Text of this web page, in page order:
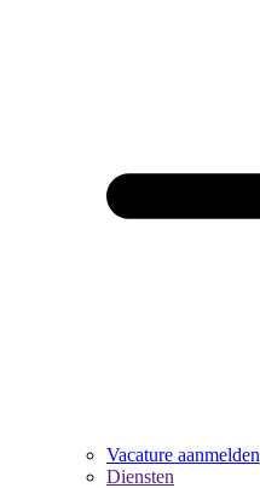
Vacature aanmelden
Diensten